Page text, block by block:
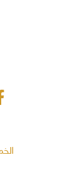
الخميس 23